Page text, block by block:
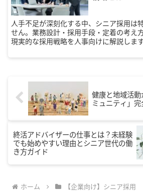
人手不足が深刻化する中、シニア採用は
せん。業務設計・採用手段・定着の考え
現実的な採用戦略を人事向けに解説します
健康と地域活
ミュニティ」
終活アドバイザーの仕事とは？未経験
でも始めやすい理由とシニア世代の働
き方ガイド
ホーム 【企業向け】シニア採用